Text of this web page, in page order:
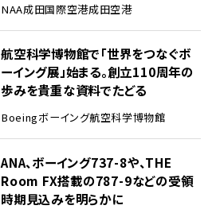
NAA成田国際空港成田空港
航空科学博物館で「世界をつなぐボ
ーイング展」始まる。創立110周年の
歩みを貴重な資料でたどる
Boeingボーイング航空科学博物館
ANA、ボーイング737-8や、THE
Room FX搭載の787-9などの受領
時期見込みを明らかに